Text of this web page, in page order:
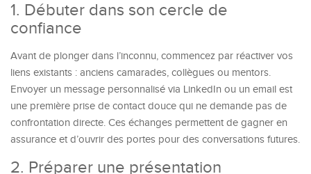
1. Débuter dans son cercle de
confiance
Avant de plonger dans l’inconnu, commencez par réactiver vos
liens existants : anciens camarades, collègues ou mentors.
Envoyer un message personnalisé via LinkedIn ou un email est
une première prise de contact douce qui ne demande pas de
confrontation directe. Ces échanges permettent de gagner en
assurance et d’ouvrir des portes pour des conversations futures.
2. Préparer une présentation